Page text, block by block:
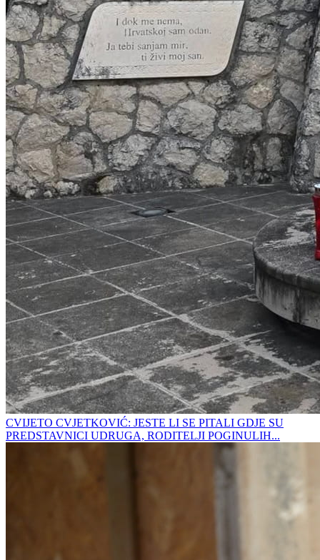
CVIJETO CVJETKOVIĆ: JESTE LI SE PITALI GDJE SU
PREDSTAVNICI UDRUGA, RODITELJI POGINULIH...